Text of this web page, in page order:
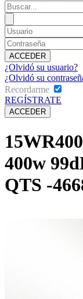
¿Olvidó su usuario?
¿Olvidó su
Recordarme
REGÍSTRATE
400w
QTS -